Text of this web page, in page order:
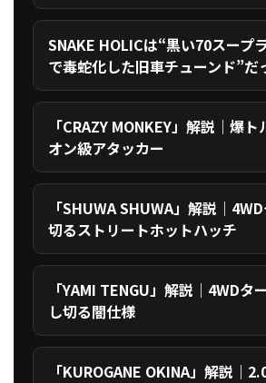
SNAKE HOLICは“黒い70スープ
で毒蛇化した旧車チューンド”だ
「CRAZY MONKEY」解説｜爆
オン級アタッカー
「SHUWA SHUWA」解説｜
切るストリートホットハッチ
「YAMI TENGU」解説｜4WDタ
し切る闇仕様
「KUROGANE OKINA」解説｜